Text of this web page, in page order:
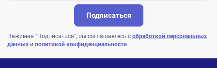
Подписаться
Нажимая "Подписаться", вы соглашаетесь с обработкой персональных
данных и политикой конфиденциальности.